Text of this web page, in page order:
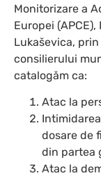
Monitorizare a
Europei
Lukaševica,
consilierului
catalogăm ca:
Atac la
dosare de
din partea
Atac la